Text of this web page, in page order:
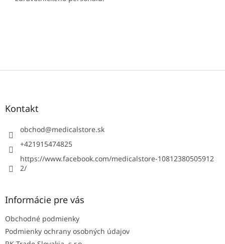
Z
Kontakt
obchod@medicalstore.sk
+421915474825
https://www.facebook.com/medicalstore-10812380505912
2/
Informácie pre vás
Obchodné podmienky
Podmienky ochrany osobných údajov